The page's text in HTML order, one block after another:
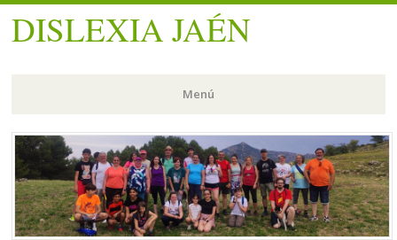
DISLEXIA JAÉN
Menú
Saltar
al
contenido.